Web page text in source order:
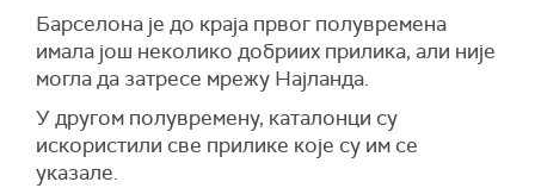
Барселона је до краја првог полувремена
имала још неколико добриих прилика, али није
могла да затресе мрежу Најланда.
У другом полувремену, каталонци су
искористили све прилике које су им се
указале.